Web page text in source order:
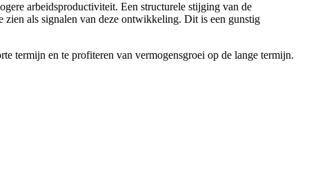
arbeidsproductiviteit. Een structurele stijging van de
als signalen van deze ontwikkeling. Dit is een gunstig
termijn en te profiteren van vermogensgroei op de lange termijn.